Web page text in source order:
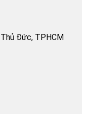
Thủ Đức, TPHCM